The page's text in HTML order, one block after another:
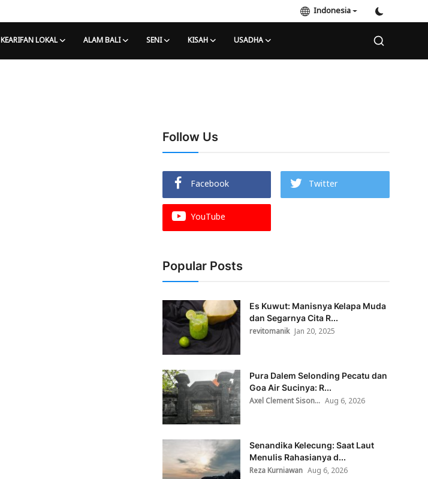
Indonesia
KEARIFAN LOKAL ALAM BALI SENI KISAH USADHA
Follow Us
Facebook
Twitter
YouTube
Popular Posts
Es Kuwut: Manisnya Kelapa Muda
dan Segarnya Cita R...
revitomanik Jan 20, 2025
Pura Dalem Selonding Pecatu dan
Goa Air Sucinya: R...
Axel Clement Sison... Aug 6, 2026
Senandika Kelecung: Saat Laut
Menulis Rahasianya d...
Reza Kurniawan Aug 6, 2026